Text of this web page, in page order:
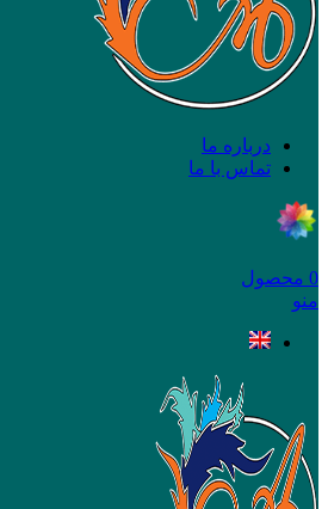
درباره ما
تماس با ما
0 محصول
منو